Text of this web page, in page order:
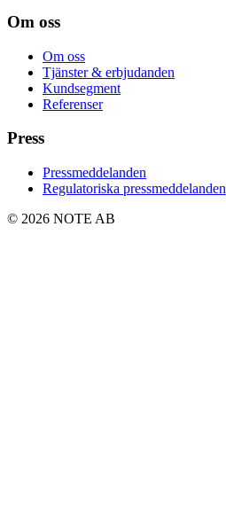
Om oss
Om oss
Tjänster & erbjudanden
Kundsegment
Referenser
Press
Pressmeddelanden
Regulatoriska pressmeddelanden
© 2026 NOTE AB